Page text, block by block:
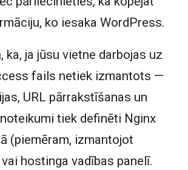
ko iesaka WordPress.
ka, ja jūsu vietne darbojas uz
fails netiek izmantots —
URL pārrakstīšanas un
tiek definēti Nginx
(piemēram, izmantojot
hostinga vadības panelī.